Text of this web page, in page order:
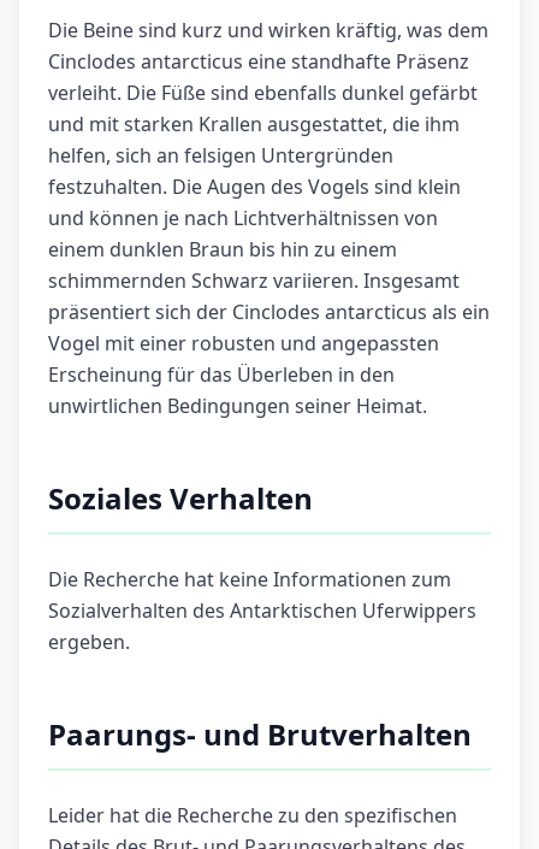
Die Beine sind kurz und wirken kräftig, was dem
Cinclodes antarcticus eine standhafte Präsenz
verleiht. Die Füße sind ebenfalls dunkel gefärbt
und mit starken Krallen ausgestattet, die ihm
helfen, sich an felsigen Untergründen
festzuhalten. Die Augen des Vogels sind klein
und können je nach Lichtverhältnissen von
einem dunklen Braun bis hin zu einem
schimmernden Schwarz variieren. Insgesamt
präsentiert sich der Cinclodes antarcticus als ein
Vogel mit einer robusten und angepassten
Erscheinung für das Überleben in den
unwirtlichen Bedingungen seiner Heimat.
Soziales Verhalten
Die Recherche hat keine Informationen zum
Sozialverhalten des Antarktischen Uferwippers
ergeben.
Paarungs- und Brutverhalten
Leider hat die Recherche zu den spezifischen